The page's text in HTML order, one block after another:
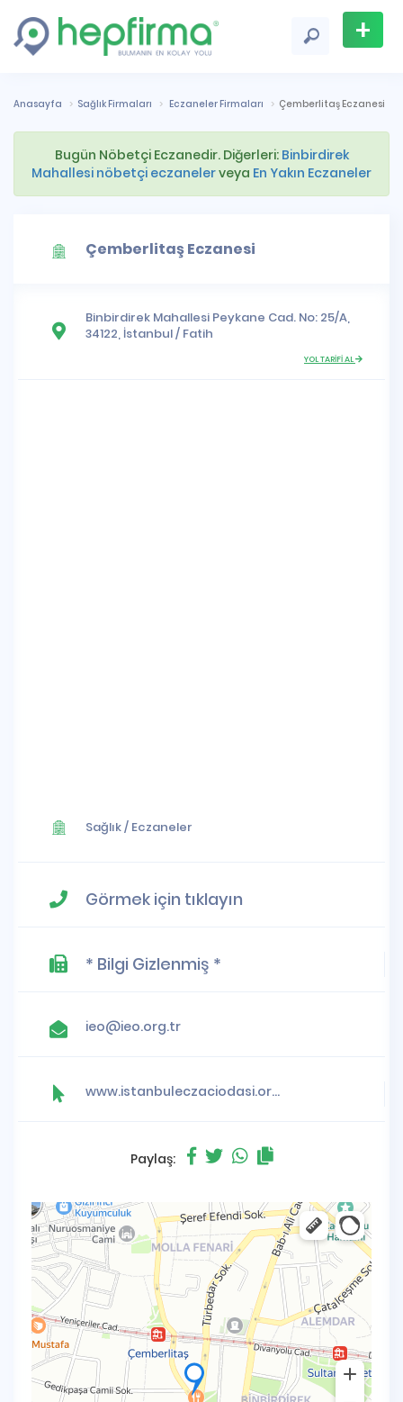
+
Ekle
Anasayfa Sağlık Firmaları Eczaneler Firmaları Çemberlitaş Eczanesi
Bugün Nöbetçi Eczanedir. Diğerleri: Binbirdirek
Mahallesi nöbetçi eczanelerveya En Yakın Eczaneler
Çemberlitaş Eczanesi
Binbirdirek Mahallesi Peykane Cad. No: 25/A,
34122, İstanbul/ Fatih
YOL TARİFİ AL
Sağlık/ Eczaneler
Görmek için tıklayın
* Bilgi Gizlenmiş *
ieo@ieo.org.tr
www.istanbuleczaciodasi.org.tr
Paylaş: